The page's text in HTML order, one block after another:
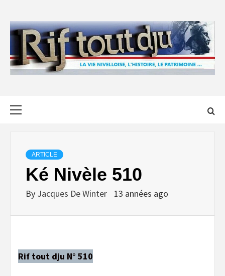
content
ARTICLE
Ké Nivèle 510
By Jacques De Winter 13 années ago
Rif tout dju N° 510